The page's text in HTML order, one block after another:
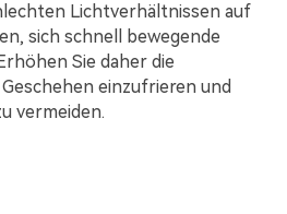
Lichtverhältnissen auf
sich schnell bewegende
Sie daher die
einzufrieren und
vermeiden.